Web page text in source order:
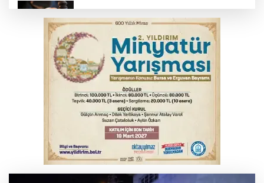
Yargıtay’dan primle çalışanlara müjde
TOFAŞ Basketbol'da sağlık kontrolleri
başladı
Bursa’da bugün hava nasıl olacak?
Osmangazi’de iş arayanlara destek